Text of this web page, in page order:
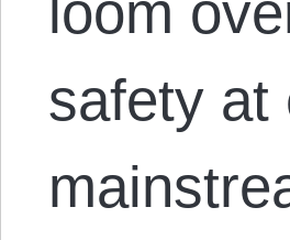
safety at